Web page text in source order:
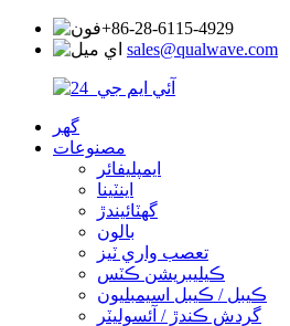
+86-28-6115-4929
sales@qualwave.com
گھر
مصنوعات
ايمپليفائر
اينٽينا
گھٽائيندڙ
بالون
تعصب واري ٽيز
ڪيليبريشن ڪٽس
ڪيبل / ڪيبل اسيمبليون
گردش ڪندڙ / آئسوليٽر